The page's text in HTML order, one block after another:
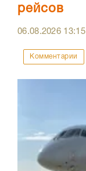
рейсов
06.08.2026 13:15
Комментарии